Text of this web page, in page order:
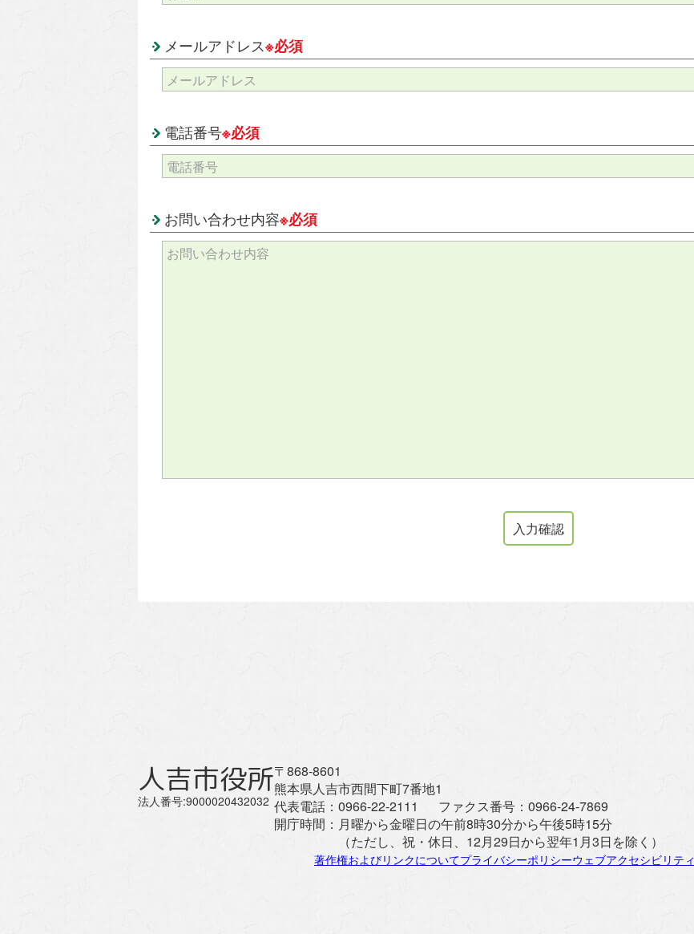
メールアドレス※必須
電話番号※必須
お問い合わせ内容※必須
人吉市役所
法人番号:9000020432032
〒868-8601
熊本県人吉市西間下町7番地1
代表電話： 0966-22-2111 ファクス番号： 0966-24-7869
開庁時間： 月曜から金曜日の午前8時30分から午後5時15分
（ただし、祝・休日、12月29日から翌年1月3日を除く）
著作権およびリンクについてプライバシーポリシーウェブアクセシビリティ